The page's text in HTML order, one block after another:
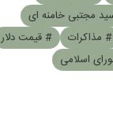
مجتبی خامنه ای
# مذاکرات
# قیمت دلار
اسلامی